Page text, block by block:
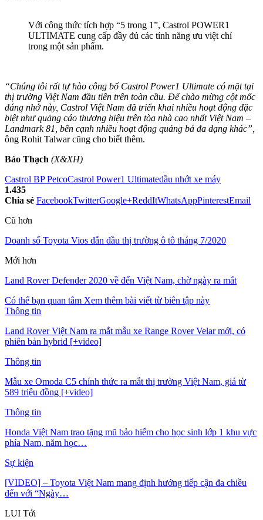
Với công thức tích hợp “5 trong 1”, Castrol POWER1
ULTIMATE cung cấp đầy đủ các tính năng ưu việt chỉ
trong một sản phẩm.
“Chúng tôi rất tự hào công bố Castrol Power1 Ultimate có mặt tại
thị trường Việt Nam đầu tiên trên toàn cầu. Để chào mừng cột mốc
đáng nhớ này, Castrol Việt Nam đã triển khai nhiều hoạt động đặc
biệt như quảng cáo thương hiệu trên tòa nhà cao nhất Việt Nam –
Landmark 81, bên cạnh nhiều hoạt động quảng bá đa dạng khác”,
ông Rohit Talwar cũng cho biết thêm.
Bảo Thạch (X&XH)
Castrol BP PetcoCastrol Power1 Ultimatedầu nhớt xe máy
1.435
Chia sẻ FacebookTwitterGoogle+ReddItWhatsAppPinterestEmail
Cũ hơn
Doanh số Toyota Vios dẫn đầu thị trường ô tô tháng 7/2020
Mới hơn
Land Rover Defender 2020 về đến Việt Nam, chờ ngày ra mắt
Có thể bạn quan tâm Xem thêm bài viết từ biên tập này
Thông tin
Land Rover Việt Nam ra mắt mẫu xe Range Rover Velar mới, có
phiên bản hybrid [+video]
Thông tin
Mẫu xe Omoda C5 chính thức ra mắt thị trường Việt Nam, giá từ
589 triệu đồng [+video]
Thông tin
Honda Việt Nam trao tặng mũ bảo hiểm cho học sinh lớp 1 khu vực
phía Nam, năm học…
Sự kiện
[VIDEO] – Toyota Việt Nam mang định hướng tiếp cận đa chiều
đến với “Ngày…
LUI Tới